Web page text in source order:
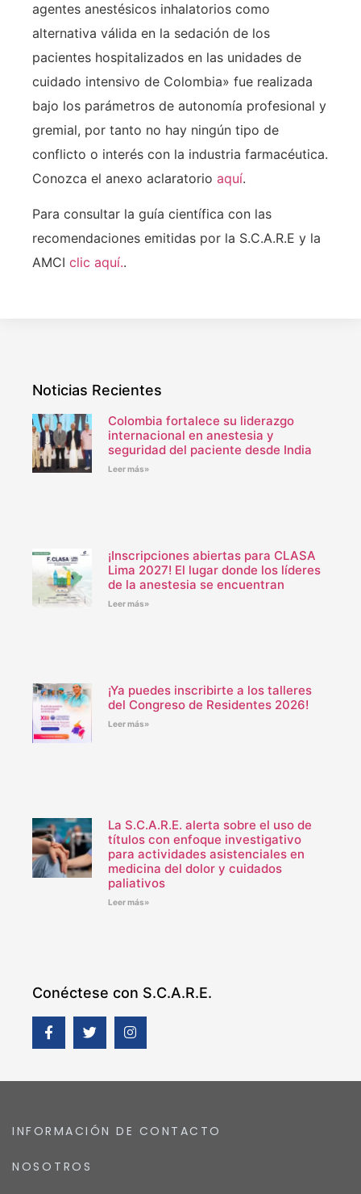
agentes anestésicos inhalatorios como
alternativa válida en la sedación de los
pacientes hospitalizados en las unidades de
cuidado intensivo de Colombia» fue realizada
bajo los parámetros de autonomía profesional y
gremial, por tanto no hay ningún tipo de
conflicto o interés con la industria farmacéutica.
Conozca el anexo aclaratorio aquí.
Para consultar la guía científica con las
recomendaciones emitidas por la S.C.A.R.E y la
AMCI clic aquí..
Noticias Recientes
Colombia fortalece su liderazgo
internacional en anestesia y
seguridad del paciente desde India
Leer más»
¡Inscripciones abiertas para CLASA
Lima 2027! El lugar donde los líderes
de la anestesia se encuentran
Leer más»
¡Ya puedes inscribirte a los talleres
del Congreso de Residentes 2026!
Leer más»
La S.C.A.R.E. alerta sobre el uso de
títulos con enfoque investigativo
para actividades asistenciales en
medicina del dolor y cuidados
paliativos
Leer más»
Conéctese con S.C.A.R.E.
INFORMACIÓN DE CONTACTO
NOSOTROS